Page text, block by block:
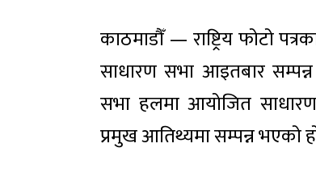
काठमाडौँ — राष्ट्रिय फोटो
साधारण सभा आइतबार सम्पन्न
सभा हलमा आयोजित साधारण
प्रमुख आतिथ्यमा सम्पन्न भएको